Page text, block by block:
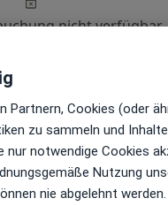
nicht verfügbar
Partnern, Cookies (oder
zu sammeln und
nur notwendige Cookies
Nutzung
nie abgelehnt werden.